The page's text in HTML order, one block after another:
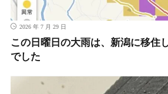
2026 年 7 月 29 日
この日曜日の大雨は、新潟に移住
でした